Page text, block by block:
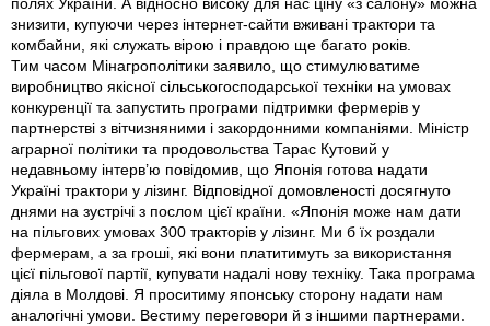
полях України. А відносно високу для нас ціну «з салону» можна
знизити, купуючи через інтернет-сайти вживані трактори та
комбайни, які служать вірою і правдою ще багато років.
Тим часом Мінагрополітики заявило, що стимулюватиме
виробництво якісної сільськогосподарської техніки на умовах
конкуренції та запустить програми підтримки фермерів у
партнерстві з вітчизняними і закордонними компаніями. Міністр
аграрної політики та продовольства Тарас Кутовий у
недавньому інтерв’ю повідомив, що Японія готова надати
Україні трактори у лізинг. Відповідної домовленості досягнуто
днями на зустрічі з послом цієї країни. «Японія може нам дати
на пільгових умовах 300 тракторів у лізинг. Ми б їх роздали
фермерам, а за гроші, які вони платитимуть за використання
цієї пільгової партії, купувати надалі нову техніку. Така програма
діяла в Молдові. Я проситиму японську сторону надати нам
аналогічні умови. Вестиму переговори й з іншими партнерами.